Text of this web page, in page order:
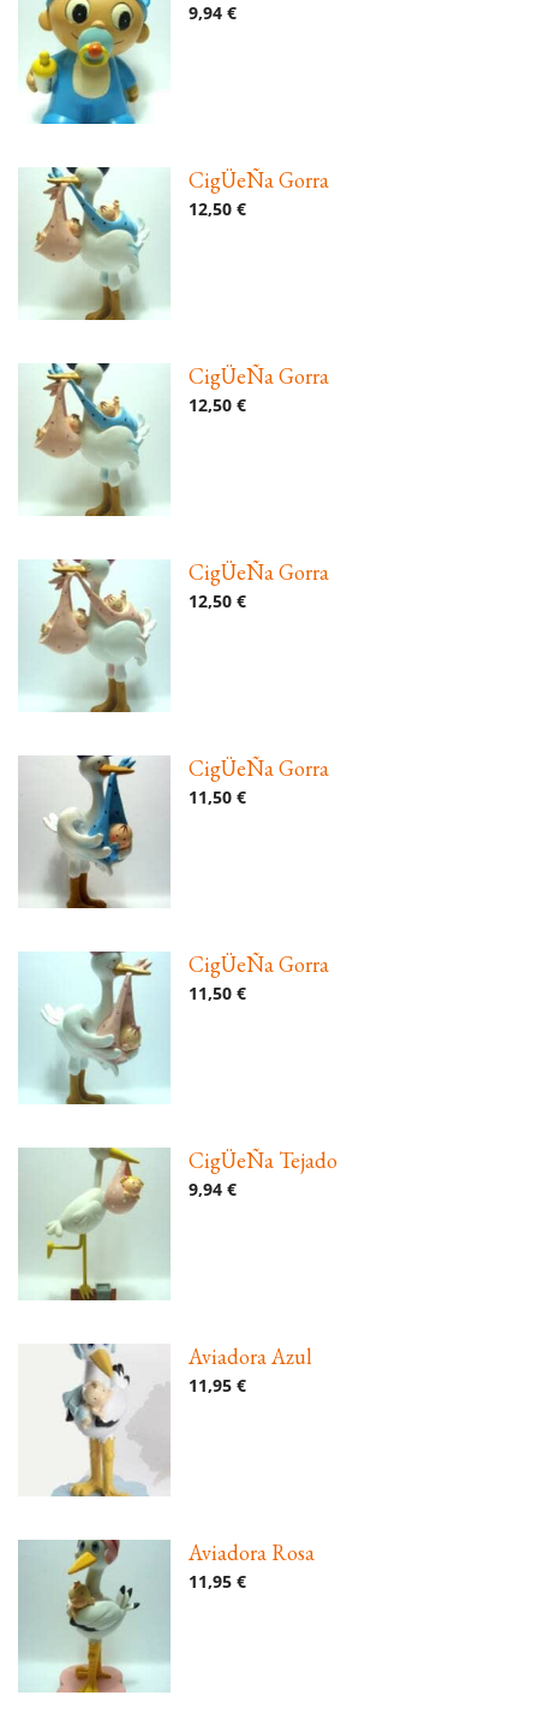
9,94 €
CigÜeÑa Gorra
12,50 €
CigÜeÑa Gorra
12,50 €
CigÜeÑa Gorra
12,50 €
CigÜeÑa Gorra
11,50 €
CigÜeÑa Gorra
11,50 €
CigÜeÑa Tejado
9,94 €
Aviadora Azul
11,95 €
Aviadora Rosa
11,95 €